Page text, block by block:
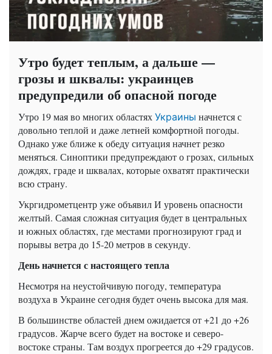
Утро будет теплым, а дальше —
грозы и шквалы: украинцев
предупредили об опасной погоде
Утро 19 мая во многих областях Украины начнется с
довольно теплой и даже летней комфортной погоды.
Однако уже ближе к обеду ситуация начнет резко
меняться. Синоптики предупреждают о грозах, сильных
дождях, граде и шквалах, которые охватят практически
всю страну.
Укргидрометцентр уже объявил И уровень опасности
желтый. Самая сложная ситуация будет в центральных
и южных областях, где местами прогнозируют град и
порывы ветра до 15-20 метров в секунду.
День начнется с настоящего тепла
Несмотря на неустойчивую погоду, температура
воздуха в Украине сегодня будет очень высока для мая.
В большинстве областей днем ​​ожидается от +21 до +26
градусов. Жарче всего будет на востоке и северо-
востоке страны. Там воздух прогреется до +29 градусов.